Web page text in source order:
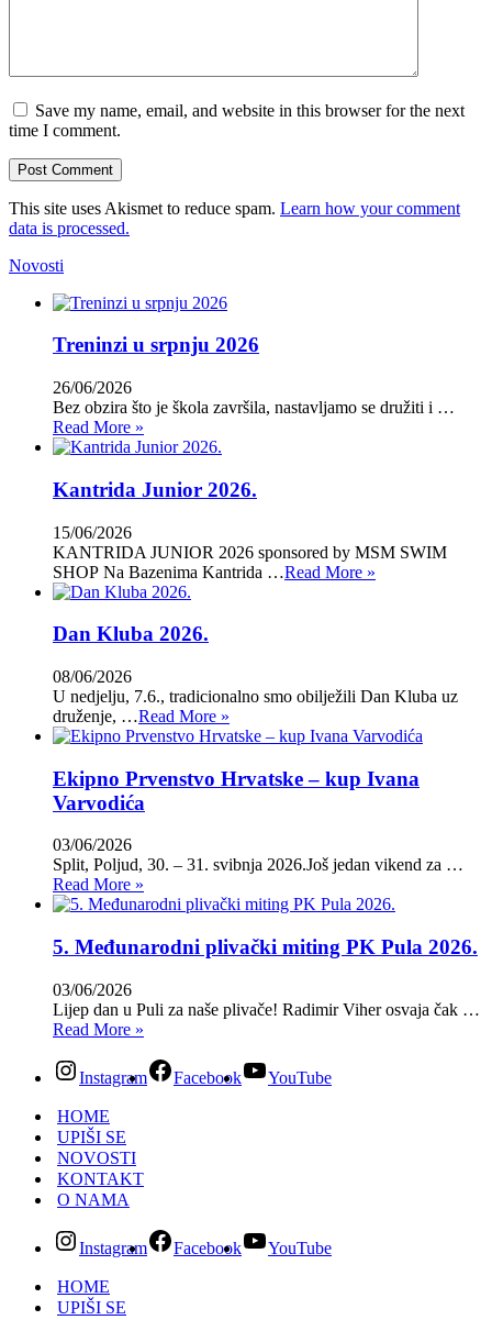
Save my name, email, and website in this browser for the next
time I comment.
This site uses Akismet to reduce spam. Learn how your comment
data is processed.
Novosti
Treninzi u srpnju 2026
26/06/2026
Bez obzira što je škola završila, nastavljamo se družiti i …
Read More »
Kantrida Junior 2026.
15/06/2026
KANTRIDA JUNIOR 2026 sponsored by MSM SWIM
SHOP Na Bazenima Kantrida …Read More »
Dan Kluba 2026.
08/06/2026
U nedjelju, 7.6., tradicionalno smo obilježili Dan Kluba uz
druženje, …Read More »
Ekipno Prvenstvo Hrvatske – kup Ivana
Varvodića
03/06/2026
Split, Poljud, 30. – 31. svibnja 2026.Još jedan vikend za …
Read More »
5. Međunarodni plivački miting PK Pula 2026.
03/06/2026
Lijep dan u Puli za naše plivače! Radimir Viher osvaja čak …
Read More »
Instagram Facebook YouTube
HOME
UPIŠI SE
NOVOSTI
KONTAKT
O NAMA
Instagram Facebook YouTube
HOME
UPIŠI SE